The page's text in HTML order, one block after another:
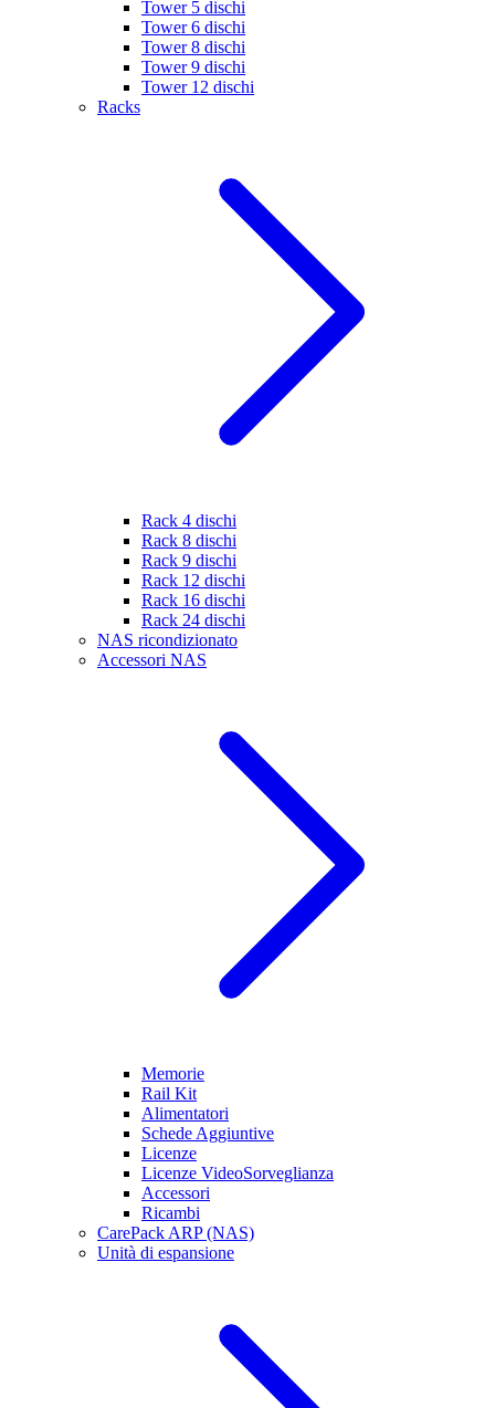
Tower 5 dischi
Tower 6 dischi
Tower 8 dischi
Tower 9 dischi
Tower 12 dischi
Racks
Rack 4 dischi
Rack 8 dischi
Rack 9 dischi
Rack 12 dischi
Rack 16 dischi
Rack 24 dischi
NAS ricondizionato
Accessori NAS
Memorie
Rail Kit
Alimentatori
Schede Aggiuntive
Licenze
Licenze VideoSorveglianza
Accessori
Ricambi
CarePack ARP (NAS)
Unità di espansione